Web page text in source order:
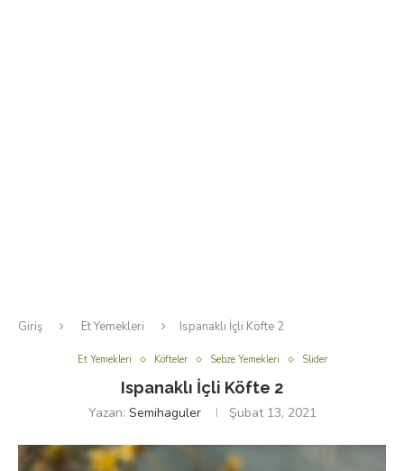
Giriş Et Yemekleri Ispanaklı İçli Köfte 2
Et Yemekleri Köfteler Sebze Yemekleri Slider
Ispanaklı İçli Köfte 2
Yazan: Semihaguler Şubat 13, 2021